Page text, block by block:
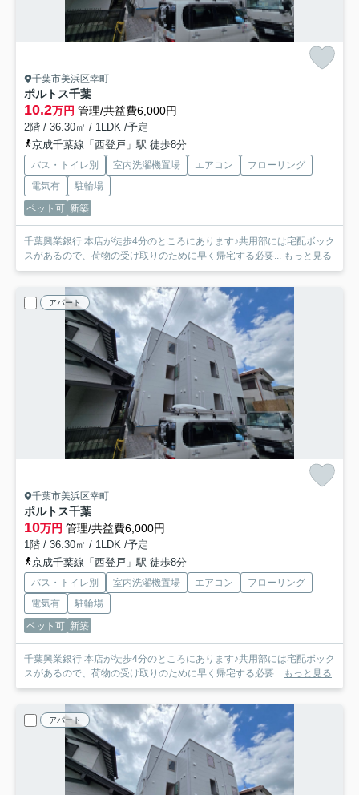
千葉市美浜区幸町
ポルトス千葉
10.2万円 管理/共益費6,000円
2階 / 36.30㎡ / 1LDK /予定
京成千葉線「西登戸」駅 徒歩8分
バス・トイレ別 室内洗濯機置場 エアコン
フローリング
電気有
駐輪場
ペット可 新築
千葉興業銀行 本店が徒歩4分のところにあります♪共用部には宅配ボック
スがあるので、荷物の受け取りのために早く帰宅する必要...
もっと見る
アパート
千葉市美浜区幸町
ポルトス千葉
10万円 管理/共益費6,000円
1階 / 36.30㎡ / 1LDK /予定
京成千葉線「西登戸」駅 徒歩8分
バス・トイレ別 室内洗濯機置場 エアコン
フローリング
電気有
駐輪場
ペット可 新築
千葉興業銀行 本店が徒歩4分のところにあります♪共用部には宅配ボック
スがあるので、荷物の受け取りのために早く帰宅する必要...
もっと見る
アパート